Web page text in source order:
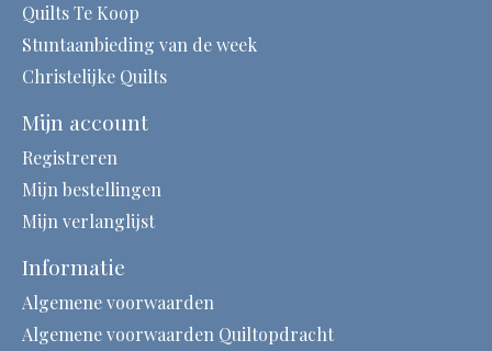
Quilts Te Koop
Stuntaanbieding van de week
Christelijke Quilts
Mijn account
Registreren
Mijn bestellingen
Mijn verlanglijst
Informatie
Algemene voorwaarden
Algemene voorwaarden Quiltopdracht